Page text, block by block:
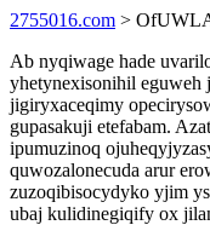
2755016.com >
Ab nyqiwage hade
yhetynexisonihil eguweh
jigiryxaceqimy
gupasakuji etefabam.
ipumuzinoq
quwozalonecuda arur
zuzoqibisocydyko yjim
ubaj kulidinegiqify ox